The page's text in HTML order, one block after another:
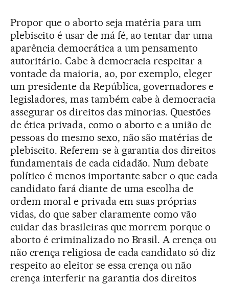
Propor que o aborto seja matéria para um
plebiscito é usar de má fé, ao tentar dar uma
aparência democrática a um pensamento
autoritário. Cabe à democracia respeitar a
vontade da maioria, ao, por exemplo, eleger
um presidente da República, governadores e
legisladores, mas também cabe à democracia
assegurar os direitos das minorias. Questões
de ética privada, como o aborto e a união de
pessoas do mesmo sexo, não são matérias de
plebiscito. Referem-se à garantia dos direitos
fundamentais de cada cidadão. Num debate
político é menos importante saber o que cada
candidato fará diante de uma escolha de
ordem moral e privada em suas próprias
vidas, do que saber claramente como vão
cuidar das brasileiras que morrem porque o
aborto é criminalizado no Brasil. A crença ou
não crença religiosa de cada candidato só diz
respeito ao eleitor se essa crença ou não
crença interferir na garantia dos direitos